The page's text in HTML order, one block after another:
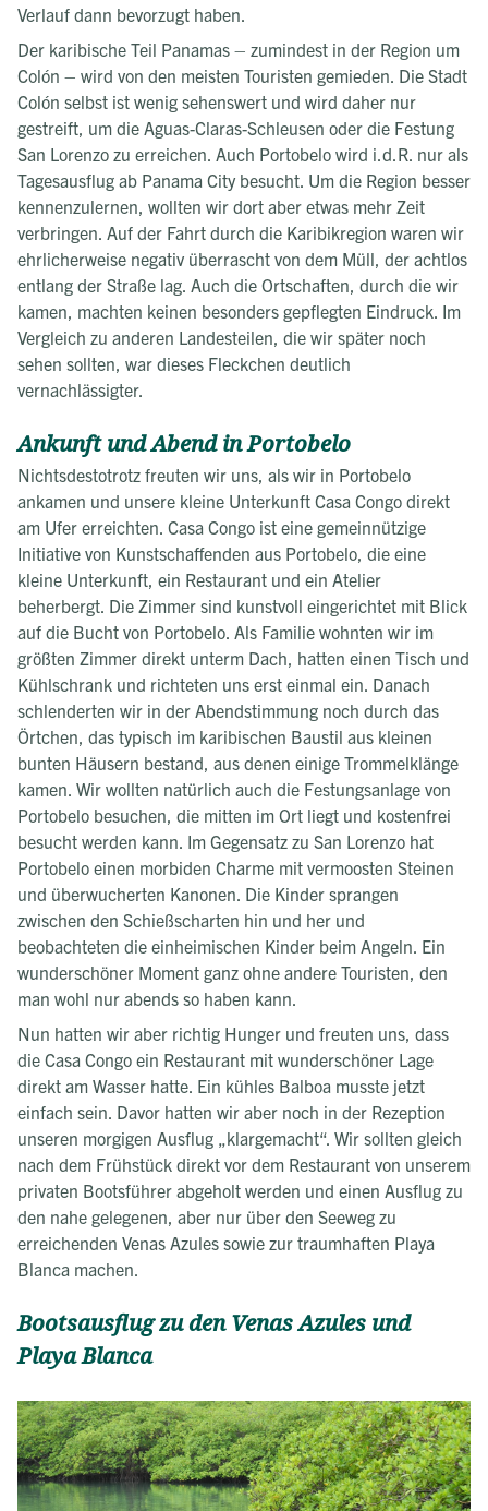
Verlauf dann bevorzugt haben.
Der karibische Teil Panamas – zumindest in der Region um
Colón – wird von den meisten Touristen gemieden. Die Stadt
Colón selbst ist wenig sehenswert und wird daher nur
gestreift, um die Aguas-Claras-Schleusen oder die Festung
San Lorenzo zu erreichen. Auch Portobelo wird i.d.R. nur als
Tagesausflug ab Panama City besucht. Um die Region besser
kennenzulernen, wollten wir dort aber etwas mehr Zeit
verbringen. Auf der Fahrt durch die Karibikregion waren wir
ehrlicherweise negativ überrascht von dem Müll, der achtlos
entlang der Straße lag. Auch die Ortschaften, durch die wir
kamen, machten keinen besonders gepflegten Eindruck. Im
Vergleich zu anderen Landesteilen, die wir später noch
sehen sollten, war dieses Fleckchen deutlich
vernachlässigter.
Ankunft und Abend in Portobelo
Nichtsdestotrotz freuten wir uns, als wir in Portobelo
ankamen und unsere kleine Unterkunft Casa Congo direkt
am Ufer erreichten. Casa Congo ist eine gemeinnützige
Initiative von Kunstschaffenden aus Portobelo, die eine
kleine Unterkunft, ein Restaurant und ein Atelier
beherbergt. Die Zimmer sind kunstvoll eingerichtet mit Blick
auf die Bucht von Portobelo. Als Familie wohnten wir im
größten Zimmer direkt unterm Dach, hatten einen Tisch und
Kühlschrank und richteten uns erst einmal ein. Danach
schlenderten wir in der Abendstimmung noch durch das
Örtchen, das typisch im karibischen Baustil aus kleinen
bunten Häusern bestand, aus denen einige Trommelklänge
kamen. Wir wollten natürlich auch die Festungsanlage von
Portobelo besuchen, die mitten im Ort liegt und kostenfrei
besucht werden kann. Im Gegensatz zu San Lorenzo hat
Portobelo einen morbiden Charme mit vermoosten Steinen
und überwucherten Kanonen. Die Kinder sprangen
zwischen den Schießscharten hin und her und
beobachteten die einheimischen Kinder beim Angeln. Ein
wunderschöner Moment ganz ohne andere Touristen, den
man wohl nur abends so haben kann.
Nun hatten wir aber richtig Hunger und freuten uns, dass
die Casa Congo ein Restaurant mit wunderschöner Lage
direkt am Wasser hatte. Ein kühles Balboa musste jetzt
einfach sein. Davor hatten wir aber noch in der Rezeption
unseren morgigen Ausflug „klargemacht“. Wir sollten gleich
nach dem Frühstück direkt vor dem Restaurant von unserem
privaten Bootsführer abgeholt werden und einen Ausflug zu
den nahe gelegenen, aber nur über den Seeweg zu
erreichenden Venas Azules sowie zur traumhaften Playa
Blanca machen.
Bootsausflug zu den Venas Azules und
Playa Blanca